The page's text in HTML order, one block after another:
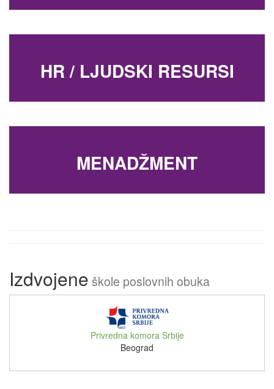
HR / LJUDSKI RESURSI
MENADŽMENT
Izdvojene škole poslovnih obuka
Privredna komora Srbije
Beograd